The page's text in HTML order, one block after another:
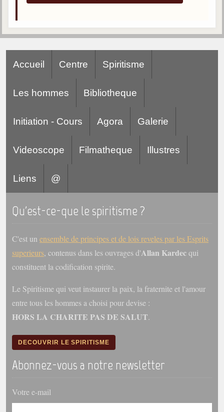
Maximes
Posez-nous des questions
Galerie
Photos et vidéoscope
Galerie photos
Les Illustrés
Liens spirites
France
Accueil Centre Spiritisme
Les hommes Bibliotheque
Initiation - Cours Agora Galerie
Videoscope Filmatheque Illustres
Liens @
Qu'est-ce-que le spiritisme ?
C'est un ensemble de principes et de lois reveles par les Esprits
superieurs, contenus dans les ouvrages d'Allan Kardecqui
constituent la codification spirite.
Le Spiritisme qui veut instaurer la paix, la fraternite et l'amour
entre tous les hommes a choisi pour devise :
HORS LA CHARITE PAS DE SALUT.
DECOUVRIR LE SPIRITISME
Abonnez-vous a notre newsletter
Votre e-mail